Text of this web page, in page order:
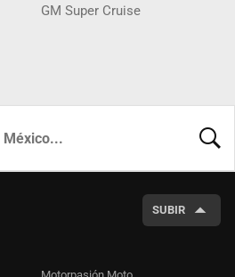
GM Super Cruise
SUBIR